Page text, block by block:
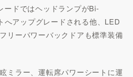
ードではヘッドランプがBi-
へアップグレードされる他、LED
リーパワーバックドアも標準装備
ミラー、運転席パワーシートに運